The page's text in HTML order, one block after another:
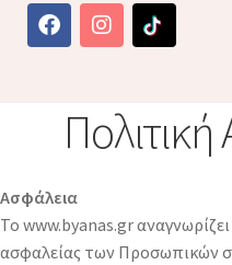
Ασφάλεια
Το www.byanas.gr
ασφαλείας των Προσωπικών